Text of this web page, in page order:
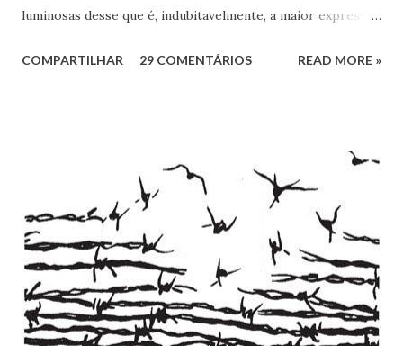
luminosas desse que é, indubitavelmente, a maior expressão
documentos que nos permitem esclarecer um pouco mais
Damas Martins e, particularmente, da querida amiga Lúcia
Bezerra, sobrinha-bisneta de Bezerra, residente em
Fortaleza, conseguimos montar a maior parte desse
intricado quebra-cabeças, cujas informações
compartilhamos neste mês em que relembramos os 180
anos de seu nascimento. Bezerra casou-se...
COMPARTILHAR 29 COMENTÁRIOS READ MORE »